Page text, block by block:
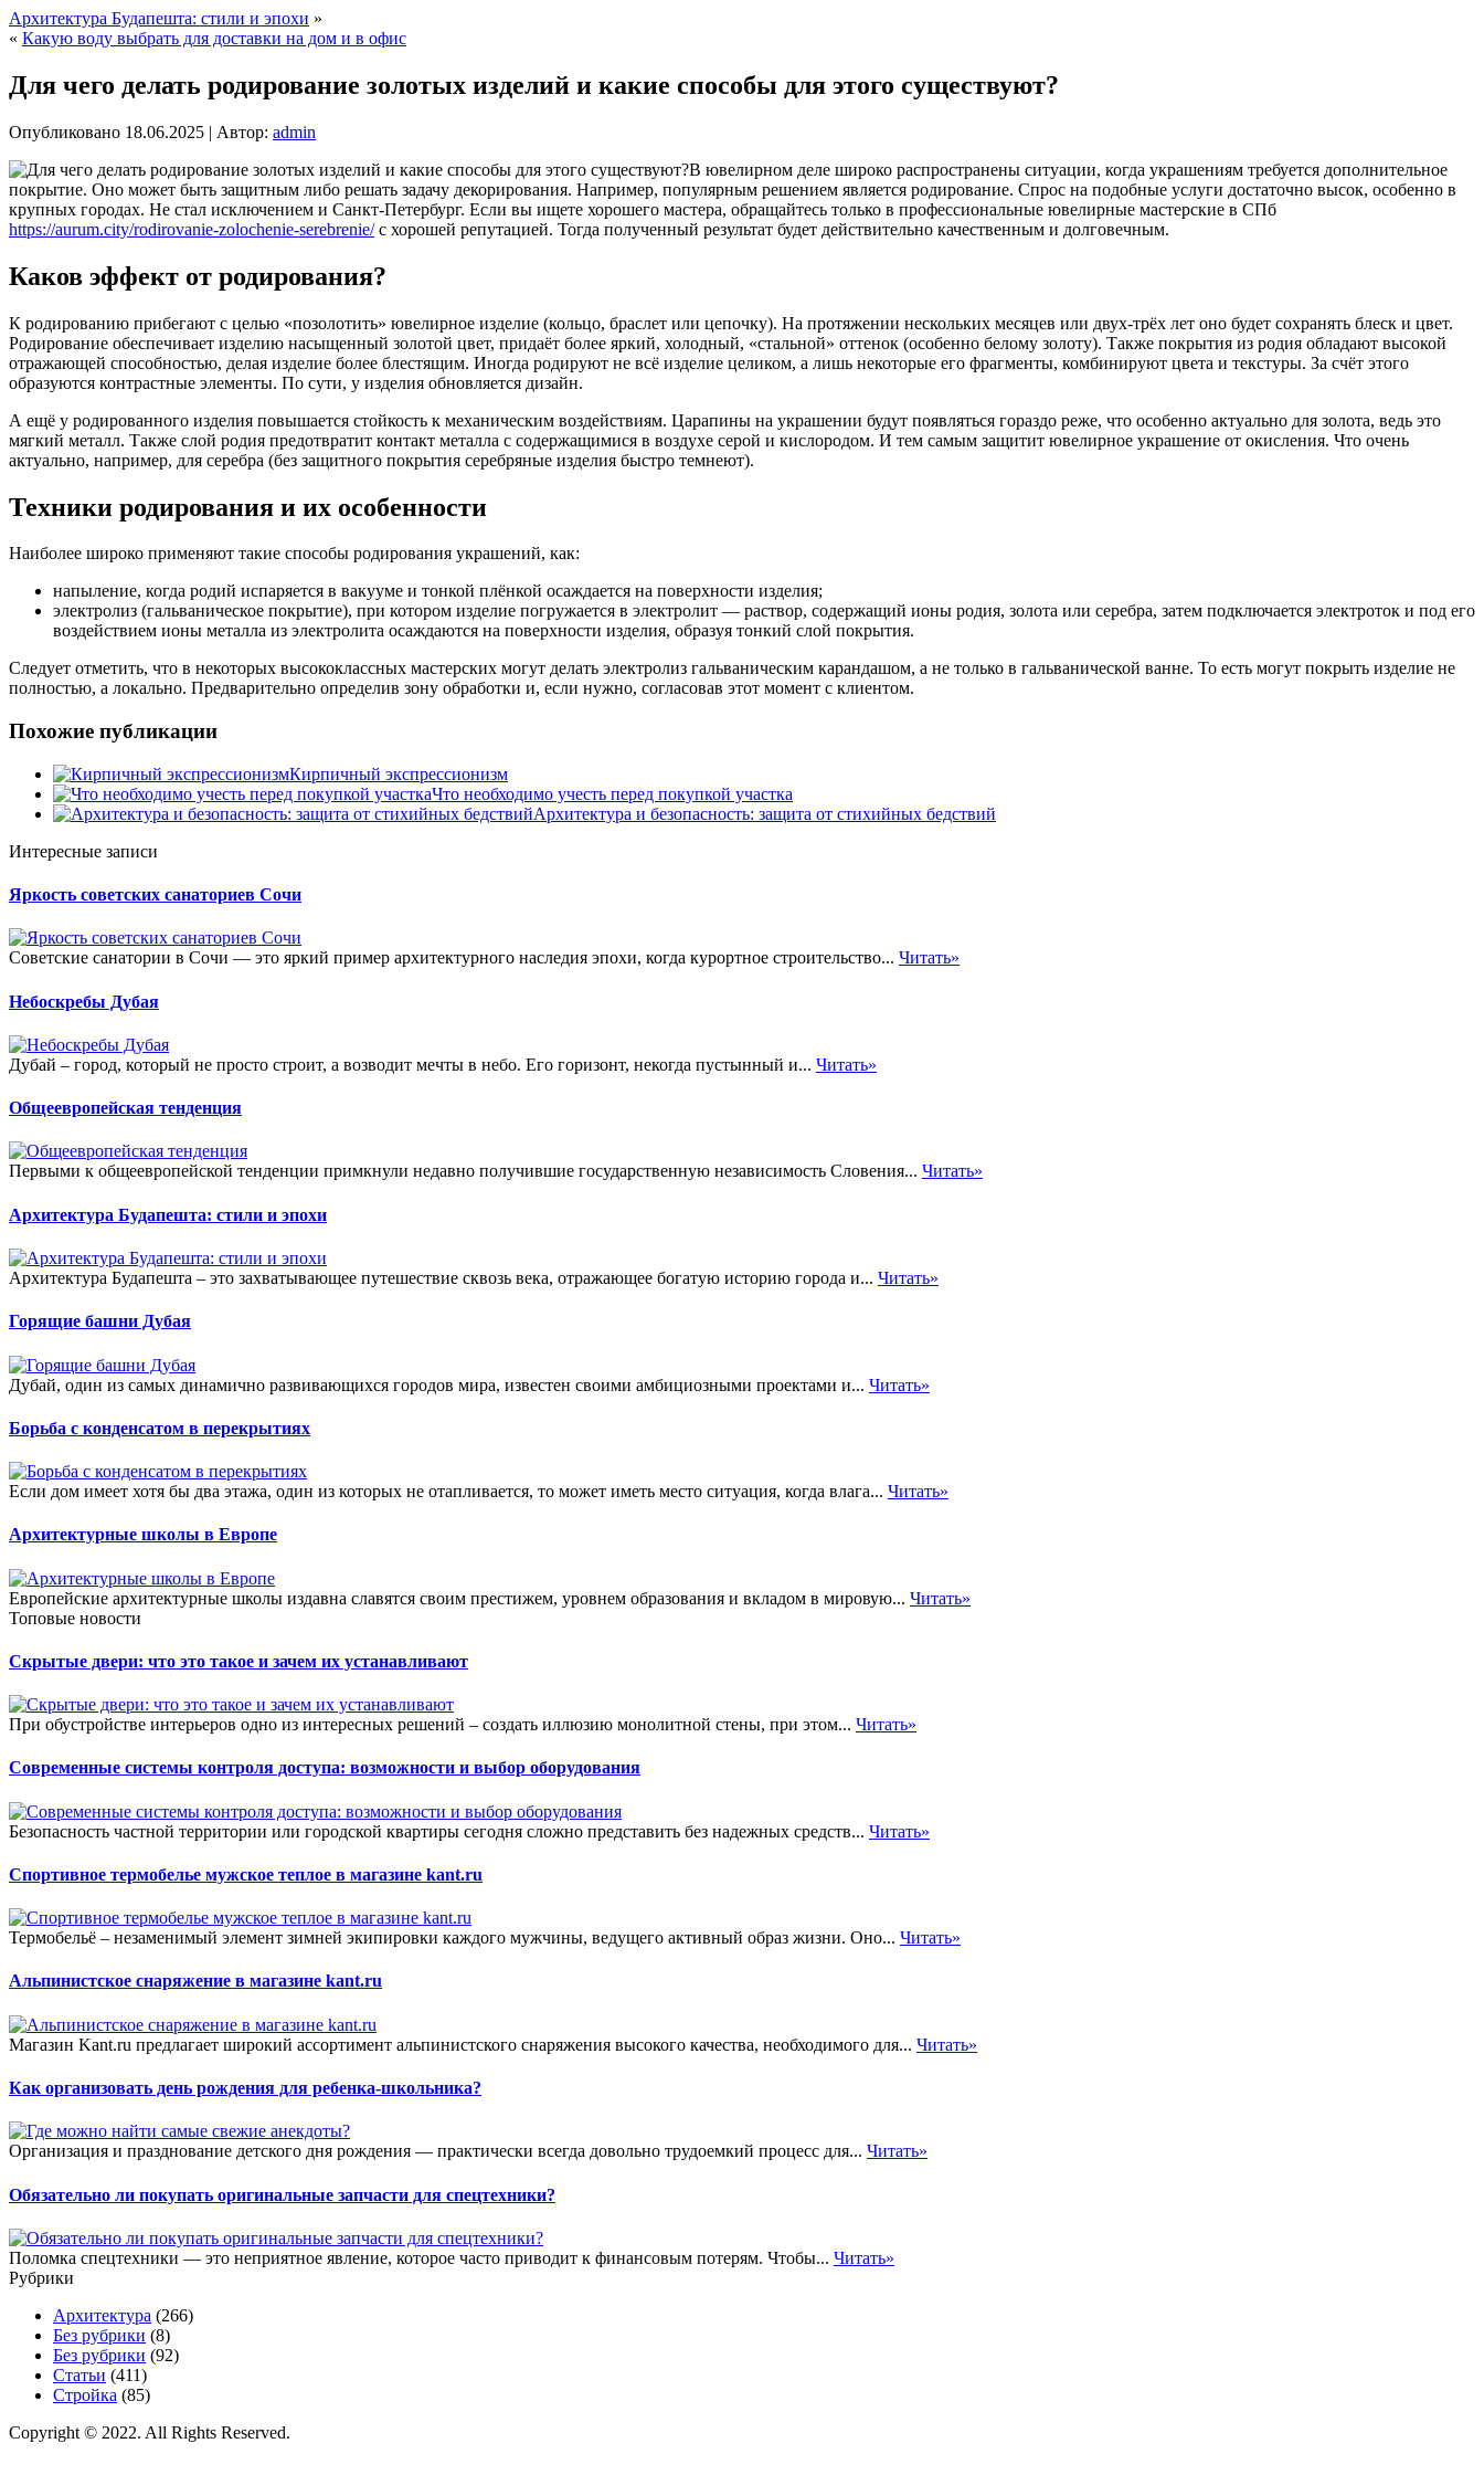
Архитектура Будапешта: стили и эпохи »
« Какую воду выбрать для доставки на дом и в офис
Для чего делать родирование золотых изделий и какие способы для этого существуют?
Опубликовано 18.06.2025 | Автор: admin
В ювелирном деле широко распространены ситуации, когда украшениям требуется дополнительное
покрытие. Оно может быть защитным либо решать задачу декорирования. Например, популярным решением является родирование. Спрос на подобные услуги достаточно высок, особенно в
крупных городах. Не стал исключением и Санкт-Петербург. Если вы ищете хорошего мастера, обращайтесь только в профессиональные ювелирные мастерские в СПб
https://aurum.city/rodirovanie-zolochenie-serebrenie/с хорошей репутацией. Тогда полученный результат будет действительно качественным и долговечным.
Каков эффект от родирования?
К родированию прибегают с целью «позолотить» ювелирное изделие (кольцо, браслет или цепочку). На протяжении нескольких месяцев или двух-трёх лет оно будет сохранять блеск и цвет.
Родирование обеспечивает изделию насыщенный золотой цвет, придаёт более яркий, холодный, «стальной» оттенок (особенно белому золоту). Также покрытия из родия обладают высокой
отражающей способностью, делая изделие более блестящим. Иногда родируют не всё изделие целиком, а лишь некоторые его фрагменты, комбинируют цвета и текстуры. За счёт этого
образуются контрастные элементы. По сути, у изделия обновляется дизайн.
А ещё у родированного изделия повышается стойкость к механическим воздействиям. Царапины на украшении будут появляться гораздо реже, что особенно актуально для золота, ведь это
мягкий металл. Также слой родия предотвратит контакт металла с содержащимися в воздухе серой и кислородом. И тем самым защитит ювелирное украшение от окисления. Что очень
актуально, например, для серебра (без защитного покрытия серебряные изделия быстро темнеют).
Техники родирования и их особенности
Наиболее широко применяют такие способы родирования украшений, как:
напыление, когда родий испаряется в вакууме и тонкой плёнкой осаждается на поверхности изделия;
электролиз (гальваническое покрытие), при котором изделие погружается в электролит — раствор, содержащий ионы родия, золота или серебра, затем подключается электроток и под его
воздействием ионы металла из электролита осаждаются на поверхности изделия, образуя тонкий слой покрытия.
Следует отметить, что в некоторых высококлассных мастерских могут делать электролиз гальваническим карандашом, а не только в гальванической ванне. То есть могут покрыть изделие не
полностью, а локально. Предварительно определив зону обработки и, если нужно, согласовав этот момент с клиентом.
Похожие публикации
Кирпичный экспрессионизм
Что необходимо учесть перед покупкой участка
Архитектура и безопасность: защита от стихийных бедствий
Интересные записи
Яркость советских санаториев Сочи
Советские санатории в Сочи — это яркий пример архитектурного наследия эпохи, когда курортное строительство... Читать»
Небоскребы Дубая
Дубай – город, который не просто строит, а возводит мечты в небо. Его горизонт, некогда пустынный и... Читать»
Общеевропейская тенденция
Первыми к общеевропейской тенденции примкнули недавно получившие государственную независимость Словения... Читать»
Архитектура Будапешта: стили и эпохи
Архитектура Будапешта – это захватывающее путешествие сквозь века, отражающее богатую историю города и... Читать»
Горящие башни Дубая
Дубай, один из самых динамично развивающихся городов мира, известен своими амбициозными проектами и... Читать»
Борьба с конденсатом в перекрытиях
Если дом имеет хотя бы два этажа, один из которых не отапливается, то может иметь место ситуация, когда влага... Читать»
Архитектурные школы в Европе
Европейские архитектурные школы издавна славятся своим престижем, уровнем образования и вкладoм в мировую... Читать»
Топовые новости
Скрытые двери: что это такое и зачем их устанавливают
При обустройстве интерьеров одно из интересных решений – создать иллюзию монолитной стены, при этом... Читать»
Современные системы контроля доступа: возможности и выбор оборудования
Безопасность частной территории или городской квартиры сегодня сложно представить без надежных средств... Читать»
Спортивное термобелье мужское теплое в магазине kant.ru
Термобельё – незаменимый элемент зимней экипировки каждого мужчины, ведущего активный образ жизни. Оно... Читать»
Альпинистское снаряжение в магазине kant.ru
Магазин Kant.ru предлагает широкий ассортимент альпинистского снаряжения высокого качества, необходимого для... Читать»
Как организовать день рождения для ребенка-школьника?
Организация и празднование детского дня рождения — практически всегда довольно трудоемкий процесс для... Читать»
Обязательно ли покупать оригинальные запчасти для спецтехники?
Поломка спецтехники — это неприятное явление, которое часто приводит к финансовым потерям. Чтобы... Читать»
Рубрики
Архитектура (266)
Без рубрики (8)
Без рубрики (92)
Статьи (411)
Стройка (85)
Copyright © 2022. All Rights Reserved.